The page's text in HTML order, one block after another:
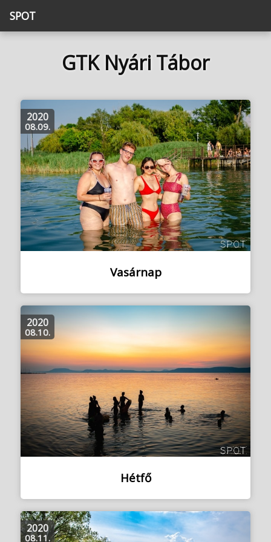
SPOT
GTK Nyári Tábor
Vasárnap
2020
08.09.
Hétfő
2020
08.10.
2020
08.11.